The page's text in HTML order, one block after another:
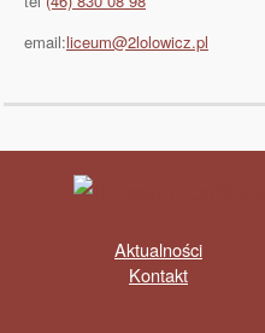
email:liceum@2lolowicz.pl
Aktualności
Kontakt